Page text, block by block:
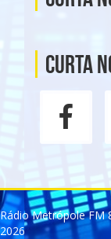
Curta
Rádio Metrópole FM
2026